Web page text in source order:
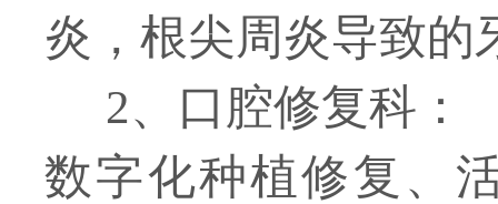
炎，根尖周炎导致的
2、口腔修复科：
数字化种植修复、